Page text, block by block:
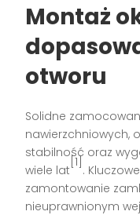
Montaż
otworu
Solidne
nawierzchniowych,
stabilność oraz
wiele lat
[1]
.
zamontowanie
nieuprawnionym